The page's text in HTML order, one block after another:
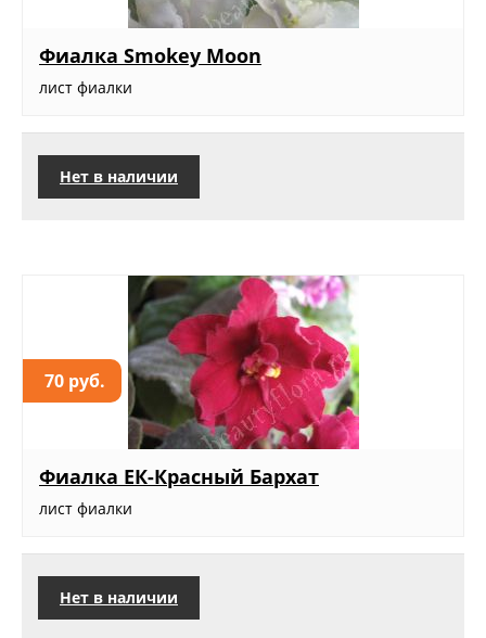
Фиалка Smokey Moon
лист фиалки
Нет в наличии
70 руб.
Фиалка ЕК-Красный Бархат
лист фиалки
Нет в наличии